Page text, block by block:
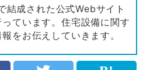
結成された公式Webサイト
ています。住宅設備に関す
をお伝えしていきます。